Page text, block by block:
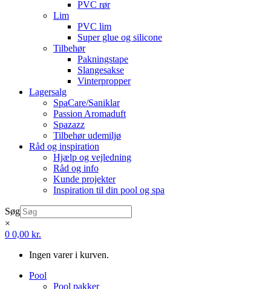
PVC rør
Lim
PVC lim
Super glue og silicone
Tilbehør
Pakningstape
Slangesakse
Vinterpropper
Lagersalg
SpaCare/Saniklar
Passion Aromaduft
Spazazz
Tilbehør udemiljø
Råd og inspiration
Hjælp og vejledning
Råd og info
Kunde projekter
Inspiration til din pool og spa
Søg
×
0 0,00 kr.
Ingen varer i kurven.
Pool
Pool pakker